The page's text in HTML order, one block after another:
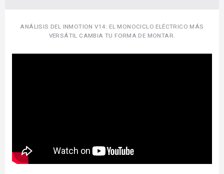
ANÁLISIS DEL INMOTION V14: EL MONOCICLO ELÉCTRICO MÁS
VERSÁTIL CAMBIA TU FORMA DE MONTAR.